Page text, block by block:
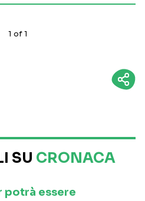
1 of1
SU CRONACA
potrà essere